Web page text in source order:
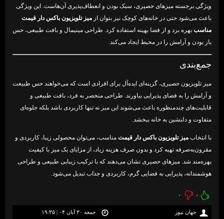
ویژگی برجسته میزهای حصیری، سبک بودن و انعطاف‌پذیری آن‌هاست. این ویژگی
باعث می‌شود حتی در خانه‌های کوچک نیز بتوان از میز تلویزیون باکس دار قیمت
مناسب بهره برد و از فضا بهینه استفاده کرد. طراحی مینیمال و بافت طبیعی، حس
باز بودن و آرامش را در محیط ایجاد می‌کند.
جمع‌بندی
میز تلویزیون حصیری، گزینه‌ای ایده‌آل برای افرادی است که می‌خواهند حس طبیعت
و آرامش را به فضای پذیرایی بیاورند. طراحی منحصر به فرد، بافت طبیعی و
قابلیت‌های چندمنظوره باعث می‌شوند این میز نه تنها کاربردی باشد بلکه جلوه‌ای
متفاوت و دلنشین به خانه ببخشد.
با انتخاب میز تلویزیون باکس دار قیمت مناسب، می‌توان محصولی زیبا، کاربردی و
مقرون‌به‌صرفه تهیه کرد و بدون صرف هزینه زیاد، از مزایای یک میز با کیفیت
بهره‌مند شد. میزهای حصیری نشان می‌دهند که با ترکیب زیبایی طبیعی و طراحی
هوشمندانه، پذیرایی به فضایی گرم، کاربردی و جذاب تبدیل می‌شود.
۰ ۰
جهان نیوز جمعه ۳۰ آبان ۰۴ | ۱۹:۳۵